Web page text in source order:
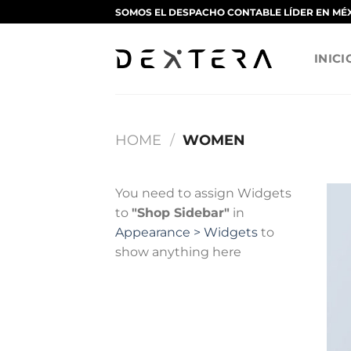
al
SOMOS EL DESPACHO CONTABLE LÍDER EN
HOME / WOMEN
You need to assign Widgets
to "Shop Sidebar" in
Appearance > Widgets to
show anything here